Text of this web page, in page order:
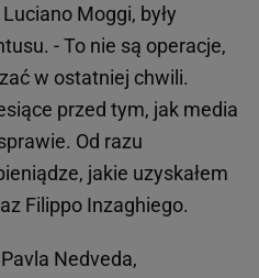
Moggi, były
- To nie są operacje,
w ostatniej chwili.
przed tym, jak media
Od razu
jakie uzyskałem
Filippo Inzaghiego.
Nedveda,